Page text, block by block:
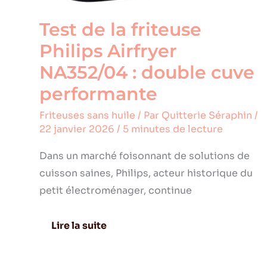
Test de la friteuse
Philips Airfryer
NA352/04 : double cuve
performante
Friteuses sans huile / Par Quitterie Séraphin /
22 janvier 2026 / 5 minutes de lecture
Dans un marché foisonnant de solutions de
cuisson saines, Philips, acteur historique du
petit électroménager, continue
Lire la suite